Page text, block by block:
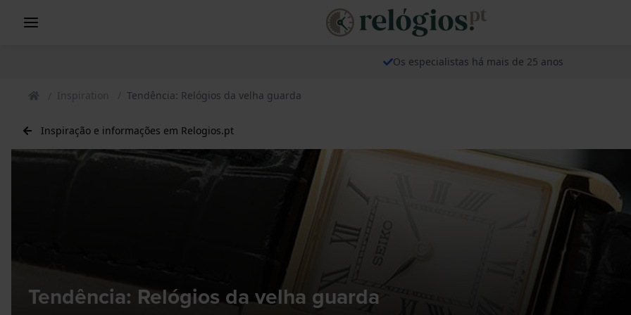
Os especialistas há mais de 25 anos
Inspiration Tendência: Relógios da velha guarda
Inspiração e informações em Relogios.pt
Tendência: Relógios da velha guarda